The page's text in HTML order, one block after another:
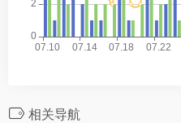
相关导航